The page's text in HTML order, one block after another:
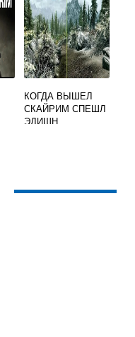
КОГДА ВЫШЕЛ
СКАЙРИМ СПЕШЛ
ЭДИШН